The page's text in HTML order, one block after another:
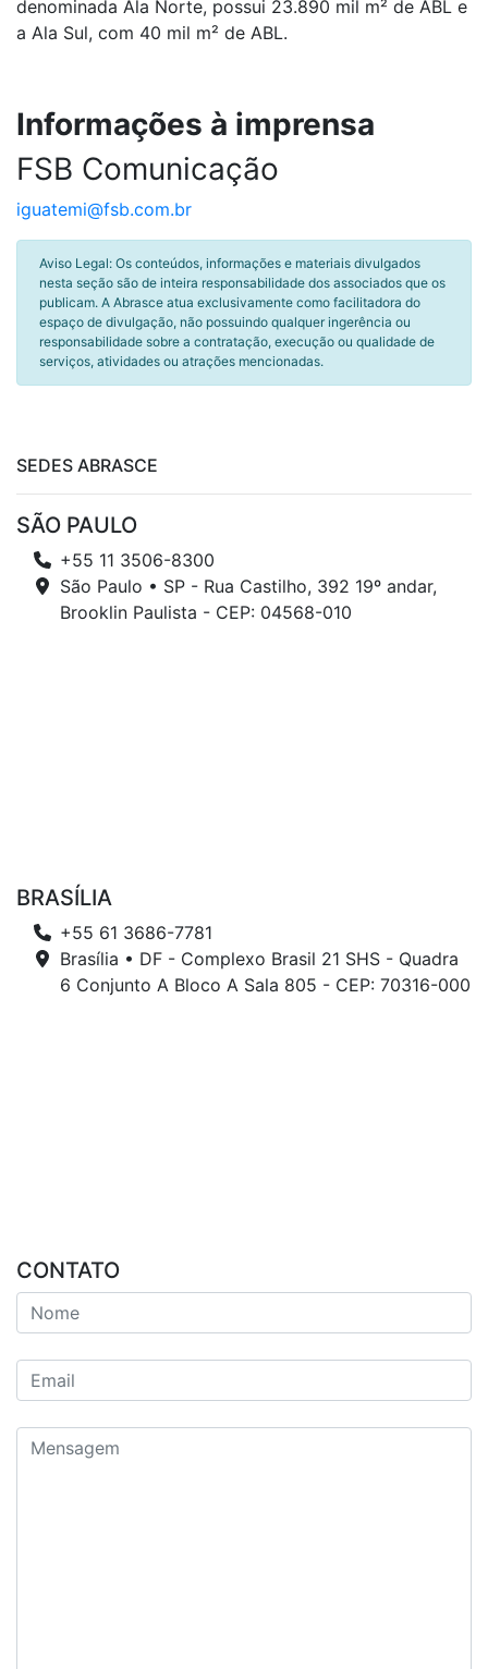
denominada Ala Norte, possui 23.890 mil m² de ABL e
a Ala Sul, com 40 mil m² de ABL.
Informações à imprensa
FSB Comunicação
iguatemi@fsb.com.br
Aviso Legal: Os conteúdos, informações e materiais divulgados
nesta seção são de inteira responsabilidade dos associados que os
publicam. A Abrasce atua exclusivamente como facilitadora do
espaço de divulgação, não possuindo qualquer ingerência ou
responsabilidade sobre a contratação, execução ou qualidade de
serviços, atividades ou atrações mencionadas.
SEDES ABRASCE
SÃO PAULO
+55 11 3506-8300
São Paulo • SP - Rua Castilho, 392 19º andar,
Brooklin Paulista - CEP: 04568-010
BRASÍLIA
+55 61 3686-7781
Brasília • DF - Complexo Brasil 21 SHS - Quadra
6 Conjunto A Bloco A Sala 805 - CEP: 70316-000
CONTATO